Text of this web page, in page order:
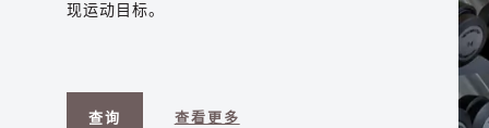
现运动目标。
查询 查看更多